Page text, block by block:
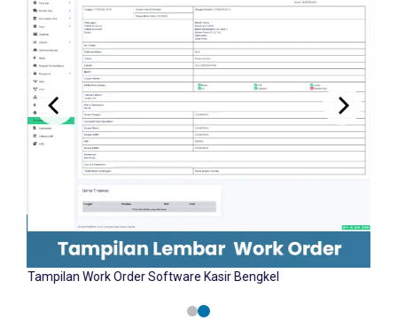
Tampilan Input Work Order Software Kasir Bengkel